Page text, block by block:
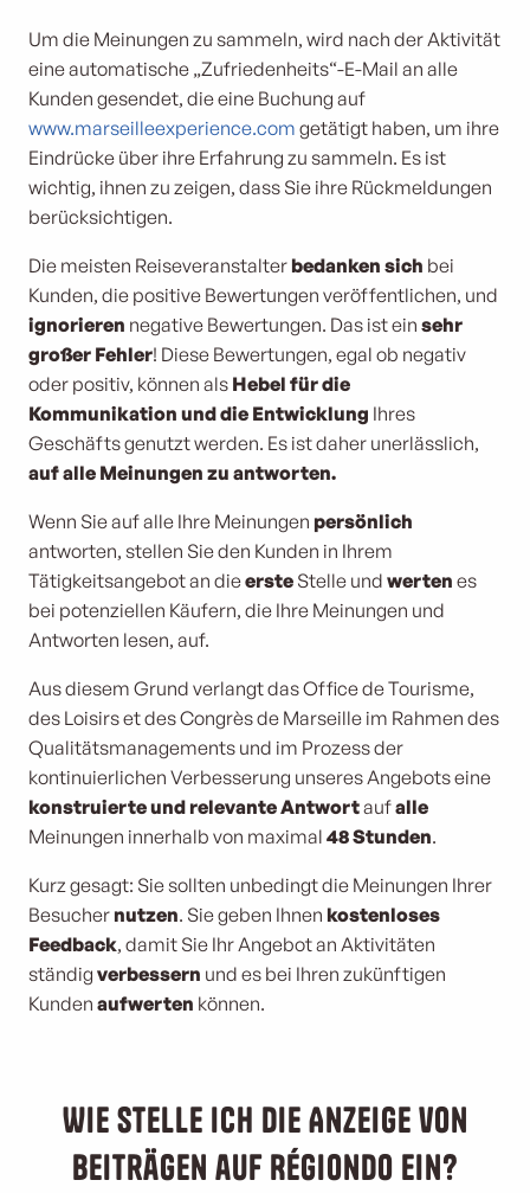
Um die Meinungen zu sammeln, wird nach der Aktivität
eine automatische „Zufriedenheits“-E-Mail an alle
Kunden gesendet, die eine Buchung auf
www.marseilleexperience.com getätigt haben, um ihre
Eindrücke über ihre Erfahrung zu sammeln. Es ist
wichtig, ihnen zu zeigen, dass Sie ihre Rückmeldungen
berücksichtigen.
Die meisten Reiseveranstalter bedanken sich bei
Kunden, die positive Bewertungen veröffentlichen, und
ignorieren negative Bewertungen. Das ist ein sehr
großer Fehler! Diese Bewertungen, egal ob negativ
oder positiv, können als Hebel für die
Kommunikation und die Entwicklung Ihres
Geschäfts genutzt werden. Es ist daher unerlässlich,
auf alle Meinungen zu antworten.
Wenn Sie auf alle Ihre Meinungen persönlich
antworten, stellen Sie den Kunden in Ihrem
Tätigkeitsangebot an dieerste Stelle und werten es
bei potenziellen Käufern, die Ihre Meinungen und
Antworten lesen, auf.
Aus diesem Grund verlangt das Office de Tourisme,
des Loisirs et des Congrès de Marseille im Rahmen des
Qualitätsmanagements und im Prozess der
kontinuierlichen Verbesserung unseres Angebots eine
konstruierte und relevante Antwortaufalle
Meinungen innerhalb von maximal 48 Stunden.
Kurz gesagt: Sie sollten unbedingt die Meinungen Ihrer
Besucher nutzen. Sie geben Ihnen kostenloses
Feedback, damit Sie Ihr Angebot an Aktivitäten
ständig verbessern und es bei Ihren zukünftigen
Kunden aufwerten können.
Wie stelle ich die Anzeige von
Beiträgen auf Régiondo ein?